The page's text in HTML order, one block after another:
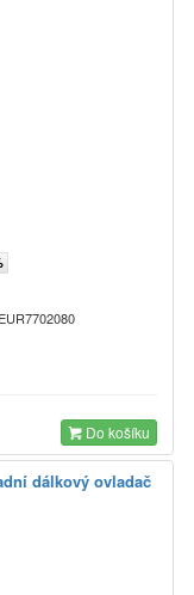
Do košíku
dálkový ovladač